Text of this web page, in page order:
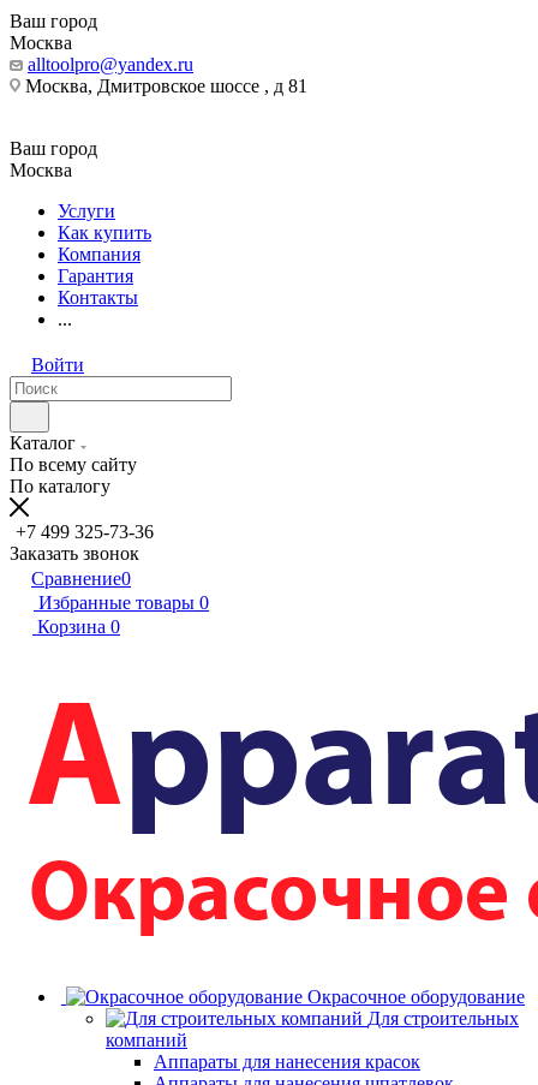
Ваш город
Москва
alltoolpro@yandex.ru
Москва, Дмитровское шоссе , д 81
Ваш город
Москва
Услуги
Как купить
Компания
Гарантия
Контакты
...
Войти
Каталог
По всему сайту
По каталогу
+7 499 325-73-36
Заказать звонок
Сравнение0
Избранные товары 0
Корзина 0
Окрасочное оборудование
Для строительных
компаний
Аппараты для нанесения красок